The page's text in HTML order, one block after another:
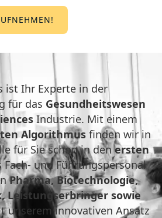
ist Ihr Experte in der
für das Gesundheitswesen
Industrie. Mit einem
Algorithmusfinden wir in
für Sie schon in denersten
und Führungspersonal
Pharma, Biotechnologie,
Leistungserbringer sowie
unserem innovativen Ansatz